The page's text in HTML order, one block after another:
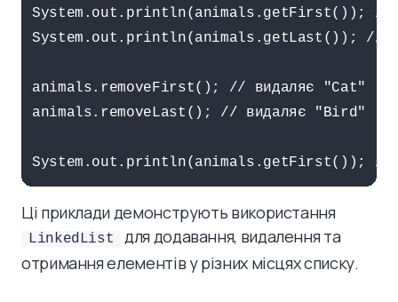
System.out.println(animals.getFirst()); //
System.out.println(animals.getLast()); //
animals.removeFirst(); // видаляє "Cat"
animals.removeLast(); // видаляє "Bird"
Ці приклади демонструють використання
LinkedList
для додавання, видалення та
отримання елементів у різних місцях списку.